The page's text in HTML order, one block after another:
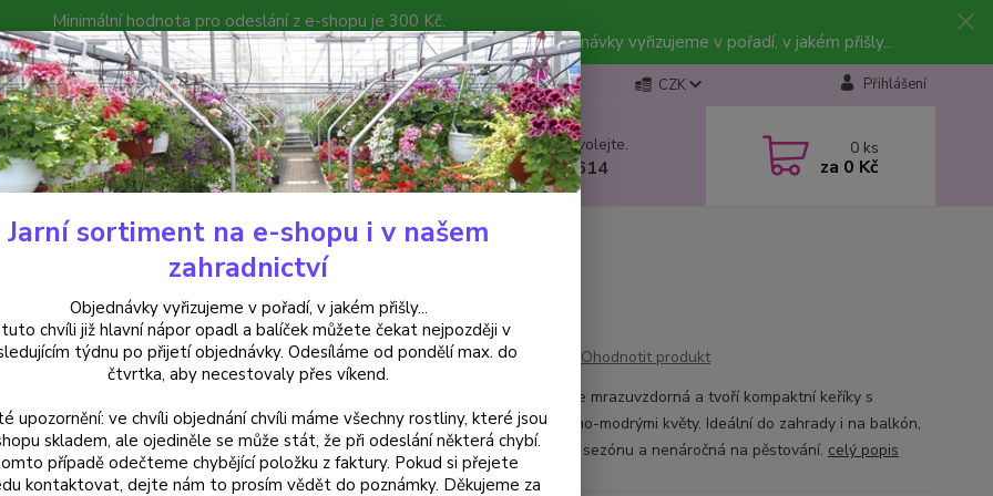
Minimální hodnota pro odeslání z e-shopu je 300 Kč.
můžete čekat nejpozději v následujícím týdnu po přijetí objednávky. Objednávky vyřizujeme v pořadí, v jakém přišly...
Poradna Kontakty CZK Přihlášení
Hledat Nevíte si rady? Zavolejte.
+420 602 223 614
0 ks
za 0 Kč
Fuchsie Copy Cat-mrazuvzdorná - 1 ks
Cat-mrazuvzdorná - 1 ks
Ohodnotit produkt
Copy Cat Fuchsie je mrazuvzdorná a tvoří kompaktní keříky s
podlouhlými červeno-modrými květy. Ideální do zahrady i na balkón,
atraktivní po celou sezónu a nenáročná na pěstování. celý popis
Jarní sortiment na e-shopu i v našem
zahradnictví
Objednávky vyřizujeme v pořadí, v jakém přišly...
chvíli již hlavní nápor opadl a balíček můžete čekat nejpozději v
týdnu po přijetí objednávky. Odesíláme od pondělí max. do
čtvrtka, aby necestovaly přes víkend.
upozornění: ve chvíli objednání chvíli máme všechny rostliny, které jsou
skladem, ale ojediněle se může stát, že při odeslání některá chybí.
případě odečteme chybějící položku z faktury. Pokud si přejete
kontaktovat, dejte nám to prosím vědět do poznámky. Děkujeme za